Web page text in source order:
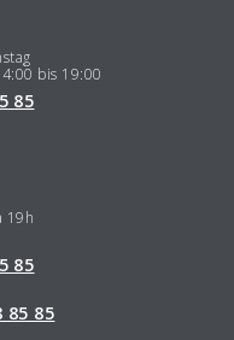
bis 19:00
85
19h
85
85 85